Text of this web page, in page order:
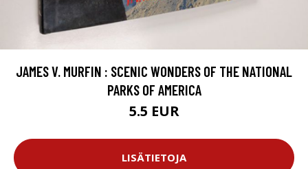
JAMES V. MURFIN : SCENIC WONDERS OF THE NATIONAL
PARKS OF AMERICA
5.5 EUR
LISÄTIETOJA